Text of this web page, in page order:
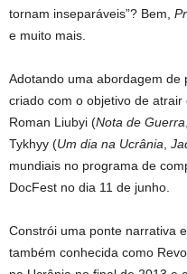
tornam inseparáveis”? Bem,
e muito mais.
Adotando uma abordagem de
criado com o objetivo de
Roman Liubyi (Nota de Guerra
Tykhyy (Um dia na Ucrânia
mundiais no programa de
DocFest no dia 11 de junho.
Constrói uma ponte narrativa
também conhecida como